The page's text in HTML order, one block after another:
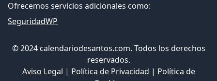
Ofrecemos servicios adicionales como:
SeguridadWP
© 2024 calendariodesantos.com. Todos los derechos
reservados.
Aviso Legal | Política de Privacidad | Política de